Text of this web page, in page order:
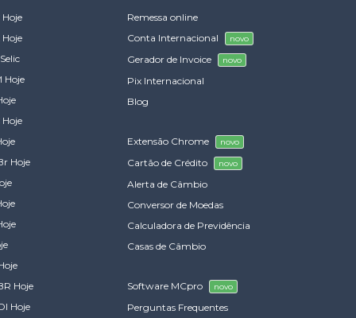
Hoje
Hoje
Hoje
Hoje
Hoje
Hoje
Hoje
Remessa online
Conta Internacional
novo
Gerador de Invoice novo
Pix Internacional
Blog
Extensão Chrome novo
Cartão de Crédito novo
Alerta de Câmbio
Conversor de Moedas
Calculadora de Previdência
Casas de Câmbio
Software MCpro novo
Perguntas Frequentes